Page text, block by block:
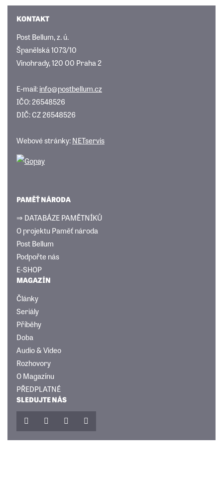
KONTAKT
Post Bellum, z. ú.
Španělská 1073/10
Vinohrady, 120 00 Praha 2
E-mail:info@postbellum.cz
IČO: 26548526
DIČ: CZ 26548526
Webové stránky:NETservis
PAMĚŤ NÁRODA
⇒ DATABÁZE PAMĚTNÍKŮ
O projektu Paměť národa
Post Bellum
Podpořte nás
E-SHOP
MAGAZÍN
Články
Seriály
Příběhy
Doba
Audio & Video
Rozhovory
O Magazínu
PŘEDPLATNÉ
SLEDUJTE NÁS